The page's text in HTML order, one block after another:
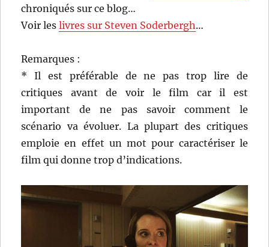
chroniqués sur ce blog…
Voir leslivres sur Steven Soderbergh…
Remarques :
* Il est préférable de ne pas trop lire de
critiques avant de voir le film car il est
important de ne pas savoir comment le
scénario va évoluer. La plupart des critiques
emploie en effet un mot pour caractériser le
film qui donne trop d’indications.